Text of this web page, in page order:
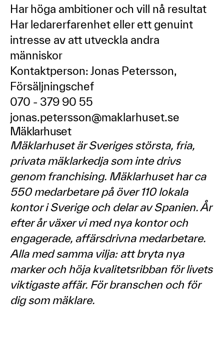
Har höga ambitioner och vill nå resultat
Har ledarerfarenhet eller ett genuint
intresse av att utveckla andra
människor
Kontaktperson: Jonas Petersson,
Försäljningschef
070 - 379 90 55
jonas.petersson@maklarhuset.se
Mäklarhuset
Mäklarhuset är Sveriges största, fria,
privata mäklarkedja som inte drivs
genom franchising. Mäklarhuset har ca
550 medarbetare på över 110 lokala
kontor i Sverige och delar av Spanien. År
efter år växer vi med nya kontor och
engagerade, affärsdrivna medarbetare.
Alla med samma vilja: att bryta nya
marker och höja kvalitetsribban för livets
viktigaste affär. För branschen och för
dig som mäklare.